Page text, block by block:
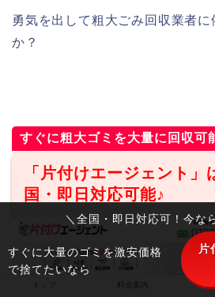
勇気を出して粗大ごみ回収業者
か？
すぐに粗大ゴミを大量に回収可
「片付けエージェント
国・即日対応可能♪
料金案内 会
＼全国・即日対応可！今な
すぐに大量のゴミを激安価格
で捨てたいなら
片